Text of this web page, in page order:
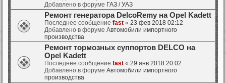
Добавлено в форуме ГАЗ / УАЗ
Ремонт генератора DelcoRemy на Opel Kadett
Последнее сообщение fast « 23 фев 2018 02:12
Добавлено в форуме Автомобили импортного
производства
Ремонт тормозных суппортов DELCO на
Opel Kadett
Последнее сообщение fast « 29 янв 2018 20:02
Добавлено в форуме Автомобили импортного
производства